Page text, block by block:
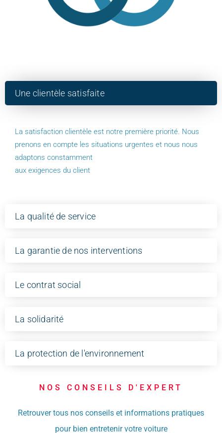
Une clientèle satisfaite
La satisfaction clientèle est notre première priorité. Nous
prenons en compte les situations urgentes et nous nous
adaptons constamment
aux exigences du client
La qualité de service
La garantie de nos interventions
Le contrat social
La solidarité
La protection de l'environnement
NOS CONSEILS D'EXPERT
Retrouver tous nos conseils et informations pratiques
pour bien entretenir votre voiture